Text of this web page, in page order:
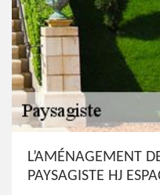
L’AMÉNAGEMENT
PAYSAGISTE HJ